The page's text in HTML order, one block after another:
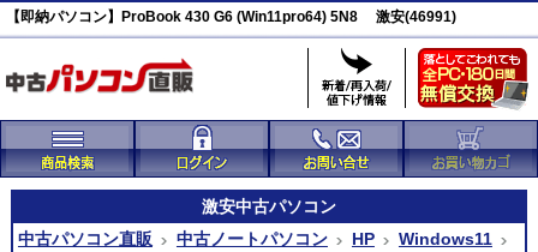
【即納パソコン】ProBook 430 G6 (Win11pro64) 5N8 激安(46991)
激安中古パソコン
中古パソコン直販
中古ノートパソコン HP
Windows11